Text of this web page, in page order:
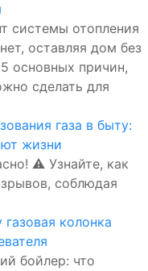
системы отопления
оставляя дом без
основных причин,
сделать для
газа в быту:
жизни
⚠️ Узнайте, как
соблюдая
колонка
бойлер: что